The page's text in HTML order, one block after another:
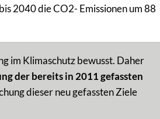
2040 die CO2- Emissionen um 88
im Klimaschutz bewusst. Daher
der bereits in 2011 gefassten
dieser neu gefassten Ziele